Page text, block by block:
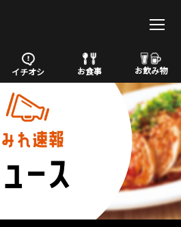
イチオシ お食事 お飲み物